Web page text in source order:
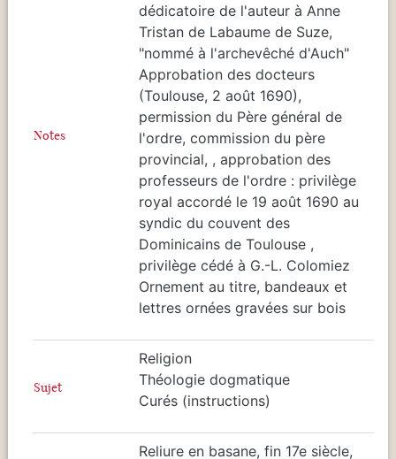
Notes
dédicatoire de l'auteur à Anne
Tristan de Labaume de Suze,
"nommé à l'archevêché d'Auch"
Approbation des docteurs
(Toulouse, 2 août 1690),
permission du Père général de
l'ordre, commission du père
provincial, , approbation des
professeurs de l'ordre : privilège
royal accordé le 19 août 1690 au
syndic du couvent des
Dominicains de Toulouse ,
privilège cédé à G.-L. Colomiez
Ornement au titre, bandeaux et
lettres ornées gravées sur bois
Sujet
Religion
Théologie dogmatique
Curés (instructions)
Reliure en basane, fin 17e siècle,